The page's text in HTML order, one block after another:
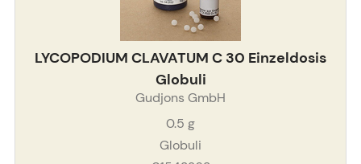
LYCOPODIUM CLAVATUM C 30 Einzeldosis
Globuli
Gudjons GmbH
0.5 g
Globuli